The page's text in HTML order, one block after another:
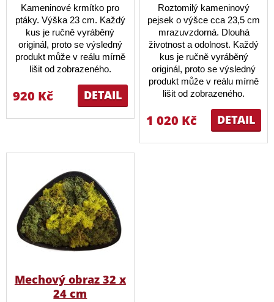
Kameninové krmítko pro
ptáky. Výška 23 cm. Každý
kus je ručně vyráběný
originál, proto se výsledný
produkt může v reálu mírně
lišit od zobrazeného.
DETAIL
920 Kč
Roztomilý kameninový
pejsek o výšce cca 23,5 cm
mrazuvzdorná. Dlouhá
životnost a odolnost. Každý
kus je ručně vyráběný
originál, proto se výsledný
produkt může v reálu mírně
lišit od zobrazeného.
DETAIL
1 020 Kč
Mechový obraz 32 x
24 cm